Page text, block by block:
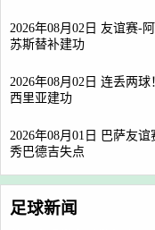
2026年08月02日 友谊赛-
苏斯替补建功
2026年08月02日 连丢两
西里亚建功
2026年08月01日 巴萨友
秀巴德吉失点
足球新闻